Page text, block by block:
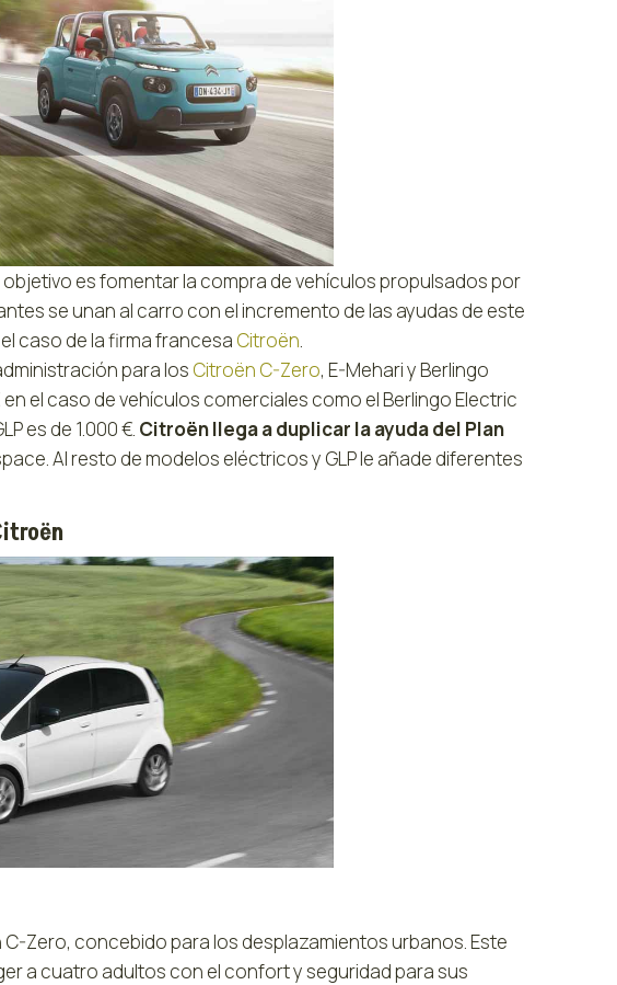
es fomentar la compra de vehículos propulsados por
se unan al carro con el incremento de las ayudas de este
caso de la firma francesa Citroën.
para los Citroën C-Zero, E-Mehari y Berlingo
el caso de vehículos comerciales como el Berlingo Electric
es de 1.000 €. Citroën llega a duplicar la ayuda del Plan
Al resto de modelos eléctricos y GLP le añade diferentes
Zero, concebido para los desplazamientos urbanos. Este
a cuatro adultos con el confort y seguridad para sus